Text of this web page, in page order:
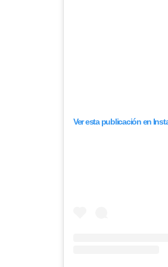
Ver esta publicación en